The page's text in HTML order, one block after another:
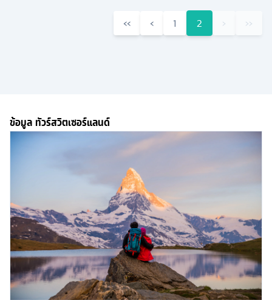
‹‹ ‹ 1 2 › ››
ข้อมูล ทัวร์สวิตเซอร์แลนด์